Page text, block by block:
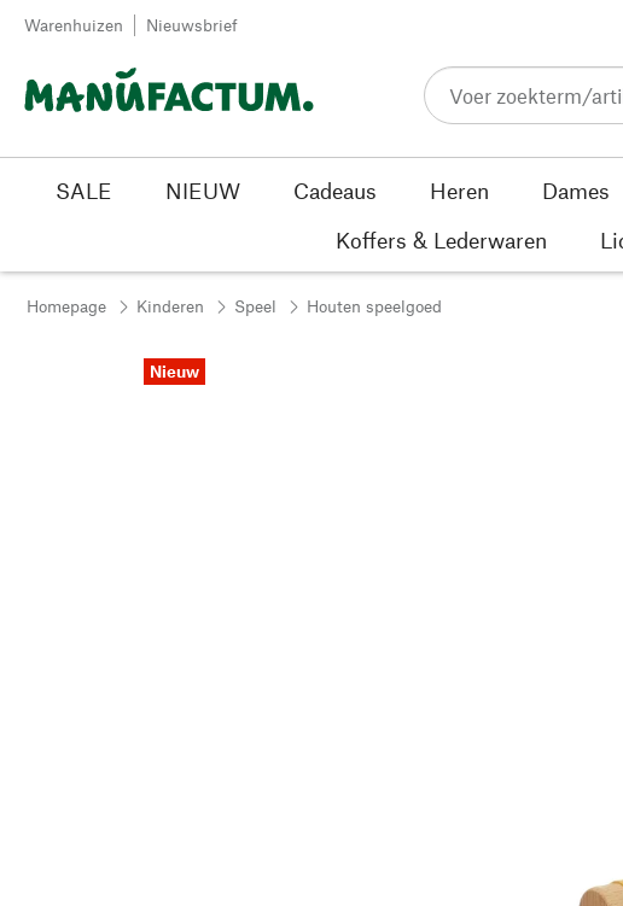
Passer au contenu
Warenhuizen Nieuwsbrief
SALE NIEUW Cadeaus Heren Dames
Koffers & Lederwaren
Homepage Kinderen Speel Houten speelgoed
Nieuw